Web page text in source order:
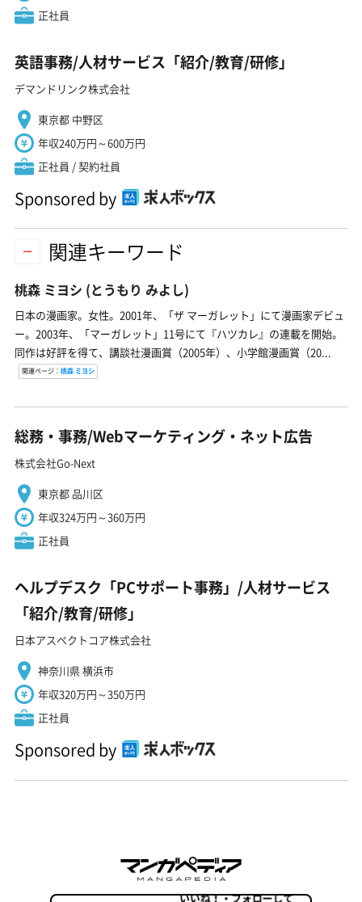
正社員
英語事務/人材サービス「紹介/教育/研修」
デマンドリンク株式会社
東京都 中野区
年収240万円～600万円
正社員 / 契約社員
Sponsored by
関連キーワード
桃森 ミヨシ (とうもり みよし)
日本の漫画家。女性。2001年、「ザ マーガレット」にて漫画家デビュ
ー。2003年、「マーガレット」11号にて『ハツカレ』の連載を開始。
同作は好評を得て、講談社漫画賞（2005年）、小学館漫画賞（20...
関連ページ： 桃森 ミヨシ
総務・事務/Webマーケティング・ネット広告
株式会社Go-Next
東京都 品川区
年収324万円～360万円
正社員
ヘルプデスク「PCサポート事務」/人材サービス
「紹介/教育/研修」
日本アスペクトコア株式会社
神奈川県 横浜市
年収320万円～350万円
正社員
Sponsored by